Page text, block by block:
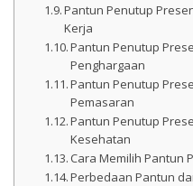
Pantun Penutup
Kerja
Pantun Penutup
Penghargaan
Pantun Penutup
Pemasaran
Pantun Penutup
Kesehatan
Cara Memilih Pantun
Perbedaan Pantun